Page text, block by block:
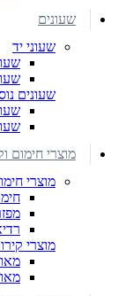
שעונים
שעוני יד
שעונים
מוצרי חימום
מוצרי
מוצרי